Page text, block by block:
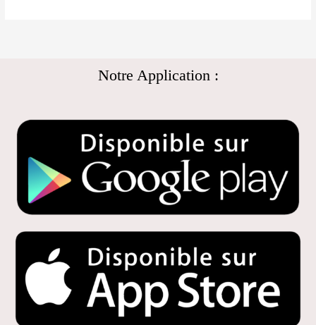
Notre Application :